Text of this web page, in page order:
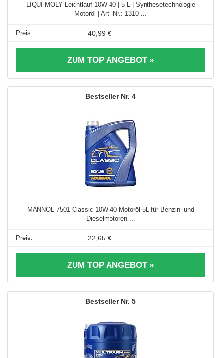
LIQUI MOLY Leichtlauf 10W-40 | 5 L | Synthesetechnologie
Motoröl | Art.-Nr.: 1310 ...
40,99 €
ZUM TOP ANGEBOT »
4
MANNOL 7501 Classic 10W-40 Motoröl 5L für Benzin- und
Dieselmotoren ...
22,65 €
ZUM TOP ANGEBOT »
5